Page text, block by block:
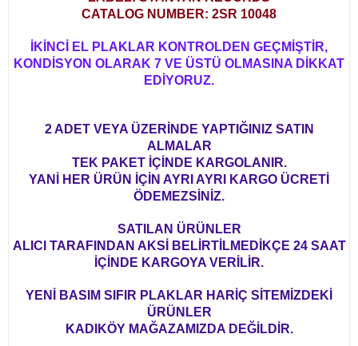
CATALOG NUMBER: 2SR 10048
İKİNCİ EL PLAKLAR KONTROLDEN GEÇMİŞTİR,
KONDİSYON OLARAK 7 VE ÜSTÜ OLMASINA DİKKAT
EDİYORUZ.
2 ADET VEYA ÜZERİNDE YAPTIĞINIZ SATIN
ALMALAR
TEK PAKET İÇİNDE KARGOLANIR.
YANİ HER ÜRÜN İÇİN AYRI AYRI KARGO ÜCRETİ
ÖDEMEZSİNİZ.
SATILAN ÜRÜNLER
ALICI TARAFINDAN AKSİ BELİRTİLMEDİKÇE 24 SAAT
İÇİNDE KARGOYA VERİLİR.
YENİ BASIM SIFIR PLAKLAR HARİÇ SİTEMİZDEKİ
ÜRÜNLER
KADIKÖY MAĞAZAMIZDA DEĞİLDİR.